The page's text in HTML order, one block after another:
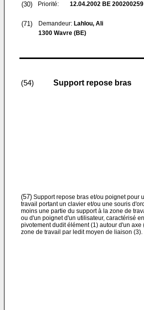
(30) Priorité: 12.04.2002 BE 200200259
(71) Demandeur: Lahlou, Ali
1300 Wavre (BE)
(54) Support repose bras
(57) Support repose bras et/ou poignet pour
travail portant un clavier et/ou une souris
moins une partie du support à la zone de
ou d'un poignet d'un utilisateur, caractérisé
pivotement dudit élément (1) autour d'un
zone de travail par ledit moyen de liaison (3).